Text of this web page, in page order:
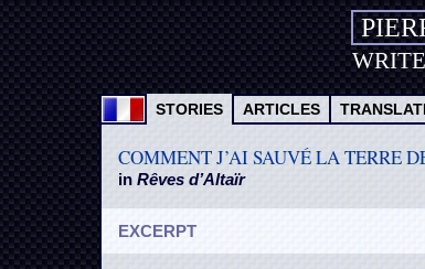
STORIES ARTICLES
COMMENT J’AI SAUVÉ LA TERRE
in Rêves d’Altaïr
EXCERPT